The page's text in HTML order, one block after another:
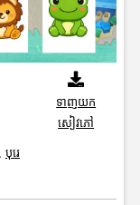
បុរេ
ទាញយក
សៀវភៅ